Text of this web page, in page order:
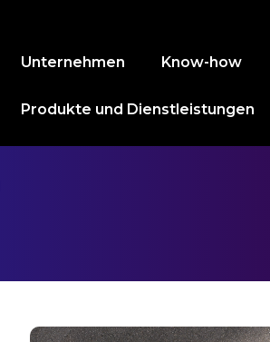
Unternehmen Know-how
Produkte und Dienstleistungen